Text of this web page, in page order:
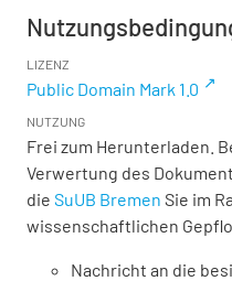
LIZENZ
Public Domain Mark 1.0
NUTZUNG
Frei zum Herunterladen.
Verwertung des
die SuUB Bremen Sie im
wissenschaftlichen
Nachricht an die